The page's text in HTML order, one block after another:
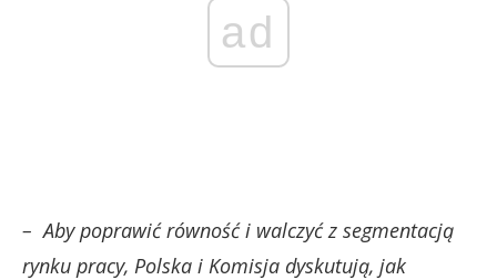
ad
– Aby poprawić równość i walczyć z segmentacją
rynku pracy, Polska i Komisja dyskutują, jak